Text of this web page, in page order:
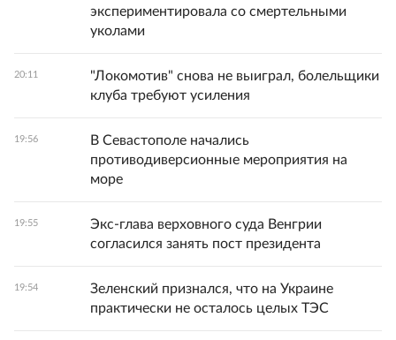
экспериментировала со смертельными
уколами
20:11
"Локомотив" снова не выиграл, болельщики
клуба требуют усиления
19:56
В Севастополе начались
противодиверсионные мероприятия на
море
19:55
Экс-глава верховного суда Венгрии
согласился занять пост президента
19:54
Зеленский признался, что на Украине
практически не осталось целых ТЭС